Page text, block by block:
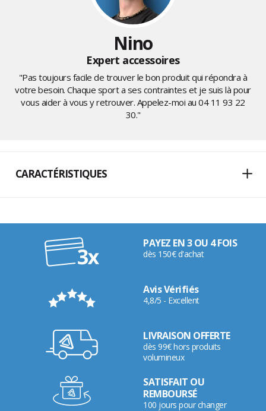
Nino
Expert accessoires
"Pas toujours facile de trouver le bon produit qui répondra à
votre besoin. Chaque sport a ses contraintes et je suis là pour
vous aider à vous y retrouver. Appelez-moi au04 11 93 22
30."
CARACTÉRISTIQUES
PAYEZ EN 3 OU 4 FOIS
dès 150€ d'achat
Avis Vérifiés
4,8/5 - Excellent
LIVRAISON OFFERTE
dès 99€ hors produits
volumineux
SATISFAIT OU
REMBOURSÉ
100 jours pour changer